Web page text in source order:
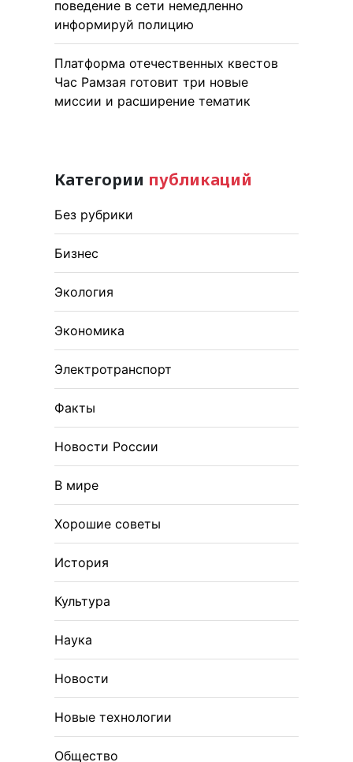
поведение в сети немедленно
информируй полицию
Платформа отечественных квестов
Час Рамзая готовит три новые
миссии и расширение тематик
Категории публикаций
Без рубрики
Бизнес
Экология
Экономика
Электротранспорт
Факты
Новости России
В мире
Хорошие советы
История
Культура
Наука
Новости
Новые технологии
Общество